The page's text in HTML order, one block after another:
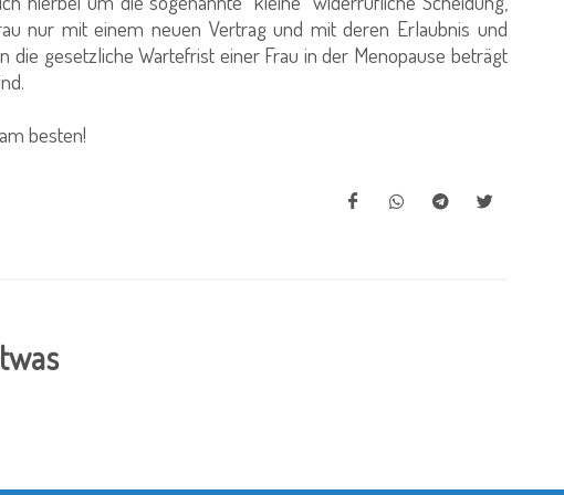
nur mit einem neuen Vertrag und mit deren Erlaubnis und
die gesetzliche Wartefrist einer Frau in der Menopause beträgt
besten!